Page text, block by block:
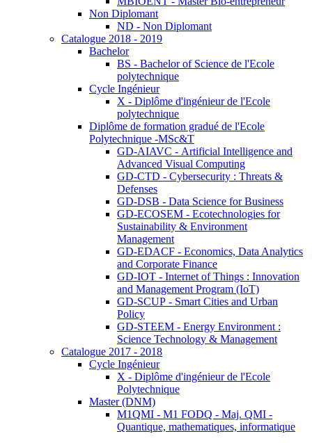
Non Diplomant
ND - Non Diplomant
Catalogue 2018 - 2019
Bachelor
BS - Bachelor of Science de l'Ecole
polytechnique
Cycle Ingénieur
X - Diplôme d'ingénieur de l'Ecole
polytechnique
Diplôme de formation gradué de l'Ecole
Polytechnique -MSc&T
GD-AIAVC - Artificial Intelligence and
Advanced Visual Computing
GD-CTD - Cybersecurity : Threats &
Defenses
GD-DSB - Data Science for Business
GD-ECOSEM - Ecotechnologies for
Sustainability & Environment
Management
GD-EDACF - Economics, Data Analytics
and Corporate Finance
GD-IOT - Internet of Things : Innovation
and Management Program (IoT)
GD-SCUP - Smart Cities and Urban
Policy
GD-STEEM - Energy Environment :
Science Technology & Management
Catalogue 2017 - 2018
Cycle Ingénieur
X - Diplôme d'ingénieur de l'Ecole
Polytechnique
Master (DNM)
M1QMI - M1 FODQ - Maj. QMI -
Quantique, mathematiques, informatique